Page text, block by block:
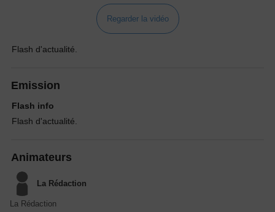
Regarder la vidéo
Flash d'actualité.
Emission
Flash info
Flash d'actualité.
Animateurs
La Rédaction
La Rédaction